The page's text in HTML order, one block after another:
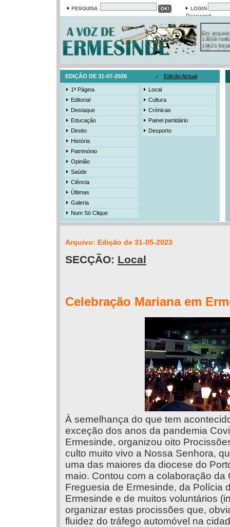
Password
13558
19421
385
3206
EDIÇÃO DE 31-07-2026 Edição Actual
1ª Página
Editorial
Destaque
Educação
Direito
História
Património
Opinião
Saúde
Ciência
Últimas
Galeria
Num Só Clique
Local
Cultura
Crónicas
Painel partidário
Desporto
Arquivo: Edição de 31-05-2023
SECÇÃO: Local
Celebração Mariana em
À semelhança do que tem
exceção dos anos da pandemia
Ermesinde, organizou oito
culto muito vivo a Nossa Senhora,
uma das maiores da diocese do
maio. Contou com a colaboração
Freguesia de Ermesinde, da Polícia
Ermesinde e de muitos voluntários
organizar estas procissões que,
fluidez do tráfego automóvel na